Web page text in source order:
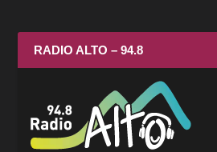
RADIO ALTO – 94.8